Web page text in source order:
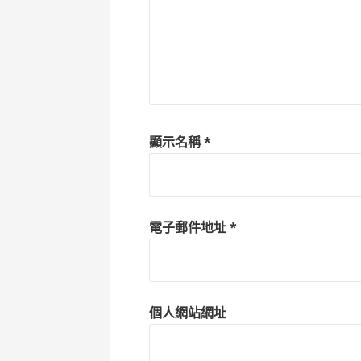
顯示名稱*
電子郵件地址*
個人網站網址